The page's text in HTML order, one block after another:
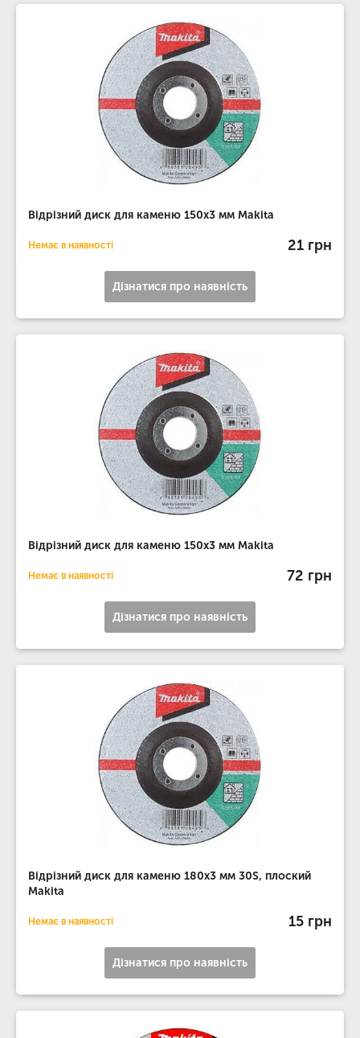
Відрізний диск для каменю 150х3 мм Makita
Немає в наявності 21 грн
Дізнатися про наявність
Відрізний диск для каменю 150х3 мм Makita
Немає в наявності 72 грн
Дізнатися про наявність
Відрізний диск для каменю 180х3 мм 30S, плоский
Makita
Немає в наявності 15 грн
Дізнатися про наявність